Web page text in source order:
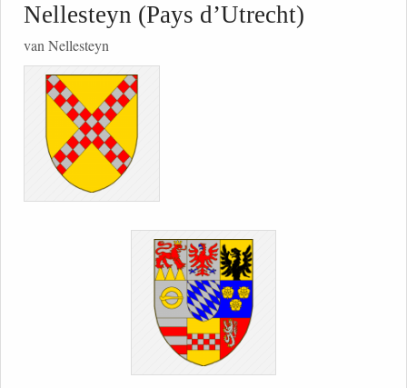
Nellesteyn (Pays d’Utrecht)
van Nellesteyn